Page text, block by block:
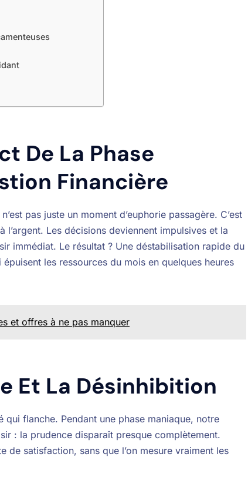
De La Phase
Financière
pas juste un moment d’euphorie passagère. C’est
Les décisions deviennent impulsives et la
immédiat. Le résultat ? Une déstabilisation rapide du
les ressources du mois en quelques heures
et offres à ne pas manquer
Et La Désinhibition
qui flanche. Pendant une phase maniaque, notre
: la prudence disparaît presque complètement.
de satisfaction, sans que l’on mesure vraiment les